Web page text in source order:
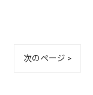
次のページ >